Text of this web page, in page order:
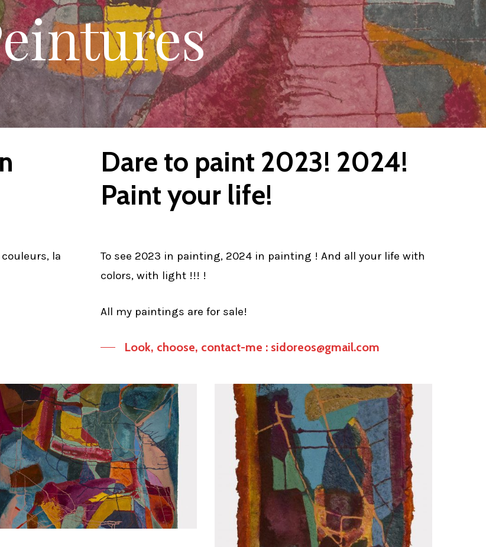
la
Dare to paint 2023! 2024!
Paint your life!
To see 2023 in painting, 2024 in painting ! And all your life with
colors, with light !!! !
All my paintings are for sale!
Look, choose, contact-me : sidoreos@gmail.com